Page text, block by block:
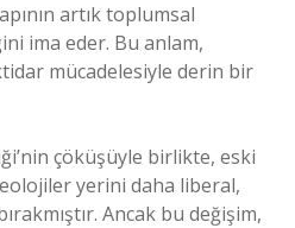
artık toplumsal
ima eder. Bu anlam,
mücadelesiyle derin bir
çöküşüyle birlikte, eski
yerini daha liberal,
Ancak bu değişim,